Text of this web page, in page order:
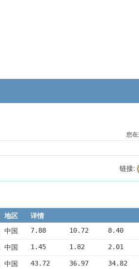
您
链接:
地区
详情
中国 7.88      10.72     8.40
中国 1.45      1.82      2.01
中国 43.72     36.97     34.82